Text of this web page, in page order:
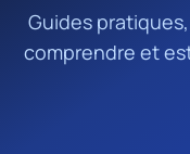
Guides
comprendre et